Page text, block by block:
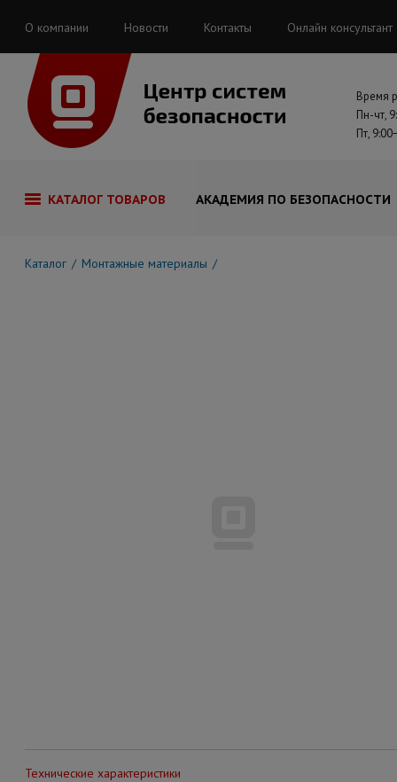
О компании Новости Контакты Онлайн консультант
Время
Пн-чт,
Пт,
КАТАЛОГ ТОВАРОВ АКАДЕМИЯ ПО БЕЗОПАСНОСТИ
Каталог Монтажные материалы
Технические характеристики